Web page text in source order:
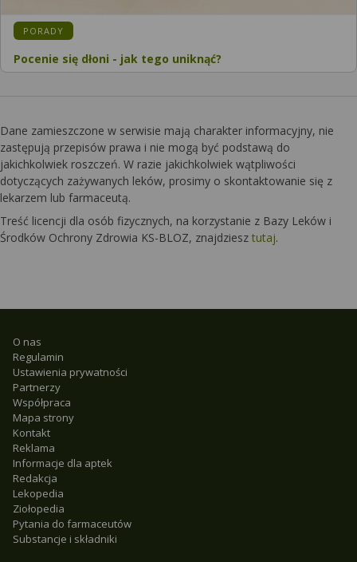
KATEGORIA:
PORADY
Pocenie się dłoni - jak tego uniknąć?
Dane zamieszczone w serwisie mają charakter informacyjny, nie
zastępują przepisów prawa i nie mogą być podstawą do
jakichkolwiek roszczeń. W razie jakichkolwiek wątpliwości
dotyczących zażywanych leków, prosimy o skontaktowanie się z
lekarzem lub farmaceutą.
Treść licencji dla osób fizycznych, na korzystanie z Bazy Leków i
Środków Ochrony Zdrowia KS-BLOZ, znajdziesz tutaj.
O nas
Regulamin
Ustawienia prywatności
Partnerzy
Współpraca
Mapa strony
Kontakt
Reklama
Informacje dla aptek
Redakcja
Lekopedia
Ziołopedia
Pytania do farmaceutów
Substancje i składniki